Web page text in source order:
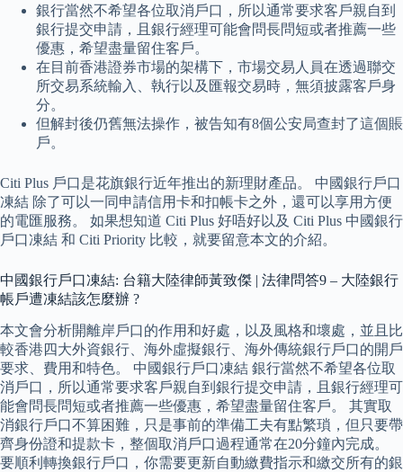
銀行當然不希望各位取消戶口，所以通常要求客戶親自到
銀行提交申請，且銀行經理可能會問長問短或者推薦一些
優惠，希望盡量留住客戶。
在目前香港證券市場的架構下，市場交易人員在透過聯交
所交易系統輸入、執行以及匯報交易時，無須披露客戶身
分。
但解封後仍舊無法操作，被告知有8個公安局查封了這個賬
戶。
Citi Plus 戶口是花旗銀行近年推出的新理財產品。 中國銀行戶口
凍結 除了可以一同申請信用卡和扣帳卡之外，還可以享用方便
的電匯服務。 如果想知道 Citi Plus 好唔好以及 Citi Plus 中國銀行
戶口凍結 和 Citi Priority 比較，就要留意本文的介紹。
中國銀行戶口凍結: 台籍大陸律師黃致傑 | 法律問答9 – 大陸銀行
帳戶遭凍結該怎麼辦 ?
本文會分析開離岸戶口的作用和好處，以及風格和壞處，並且比
較香港四大外資銀行、海外虛擬銀行、海外傳統銀行戶口的開戶
要求、費用和特色。 中國銀行戶口凍結 銀行當然不希望各位取
消戶口，所以通常要求客戶親自到銀行提交申請，且銀行經理可
能會問長問短或者推薦一些優惠，希望盡量留住客戶。 其實取
消銀行戶口不算困難，只是事前的準備工夫有點繁瑣，但只要帶
齊身份證和提款卡，整個取消戶口過程通常在20分鐘內完成。
要順利轉換銀行戶口，你需要更新自動繳費指示和繳交所有的銀